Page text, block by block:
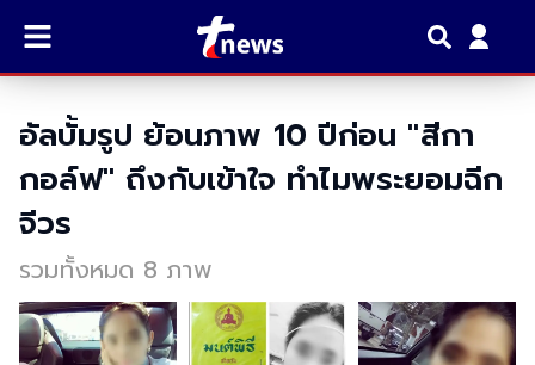
อัลบั้มรูป ย้อนภาพ 10 ปีก่อน "สีกา
กอล์ฟ" ถึงกับเข้าใจ ทำไมพระยอมฉีก
จีวร
รวมทั้งหมด 8 ภาพ